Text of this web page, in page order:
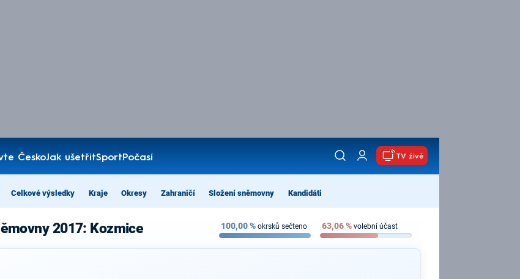
ČeskoJak ušetřitSportPočasí
TV živě
Celkové výsledky Kraje Okresy Zahraničí Složení sněmovny Kandidáti
2017: Kozmice 100,00% okrsků sečteno 63,06% volební účast